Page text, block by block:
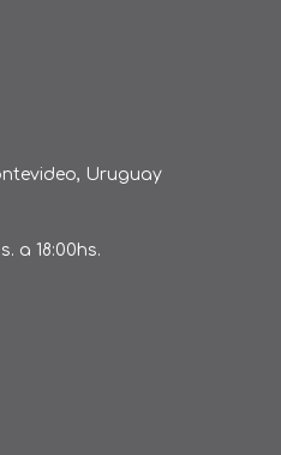
Uruguay
a 18:00hs.